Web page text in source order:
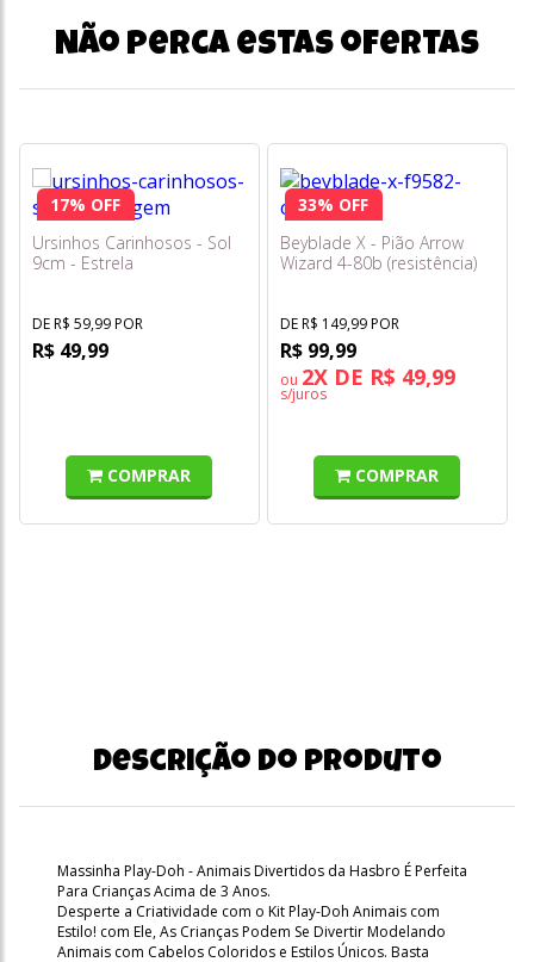
Não perca estas ofertas
17% OFF
Ursinhos Carinhosos - Sol
9cm - Estrela
DE R$ 59,99 POR
R$ 49,99
COMPRAR
33% OFF
Beyblade X - Pião Arrow
Wizard 4-80b (resistência)
DE R$ 149,99 POR
R$ 99,99
ou 2X DE R$ 49,99
s/juros
COMPRAR
Descrição do produto
Massinha Play-Doh - Animais Divertidos da Hasbro É Perfeita
Para Crianças Acima de 3 Anos.
Desperte a Criatividade com o Kit Play-Doh Animais com
Estilo! com Ele, As Crianças Podem Se Divertir Modelando
Animais com Cabelos Coloridos e Estilos Únicos. Basta